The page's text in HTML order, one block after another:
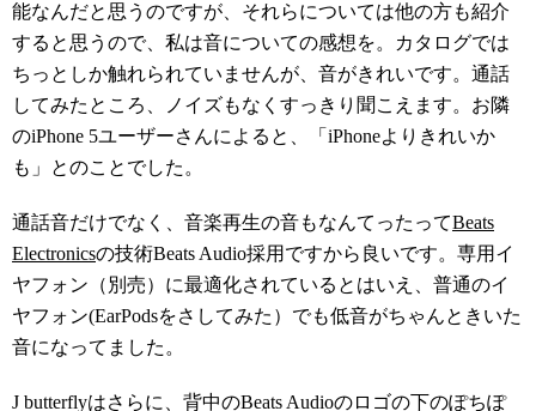
能なんだと思うのですが、それらについては他の方も紹介
すると思うので、私は音についての感想を。カタログでは
ちっとしか触れられていませんが、音がきれいです。通話
してみたところ、ノイズもなくすっきり聞こえます。お隣
のiPhone 5ユーザーさんによると、「iPhoneよりきれいか
も」とのことでした。
通話音だけでなく、音楽再生の音もなんてったってBeats
Electronicsの技術Beats Audio採用ですから良いです。専用イ
ヤフォン（別売）に最適化されているとはいえ、普通のイ
ヤフォン(EarPodsをさしてみた）でも低音がちゃんときいた
音になってました。
J butterflyはさらに、背中のBeats Audioのロゴの下のぽちぽ